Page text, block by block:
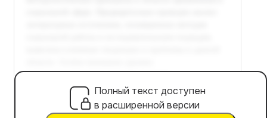
Полный текст доступен
в расширенной версии